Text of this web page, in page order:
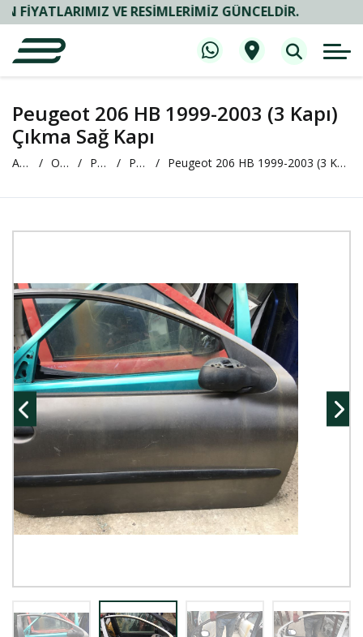
VE RESIMLERIMIZ GÜNCELDIR.
Peugeot 206 HB 1999-2003 (3 Kapı)
Çıkma Sağ Kapı
Anasayfa Oto Çıkma ve Yedek Parça PEUGEOT PEUGEOT 206 Peugeot 206 HB 1999-2003 (3 Kapı) Çıkma Sağ Kapı